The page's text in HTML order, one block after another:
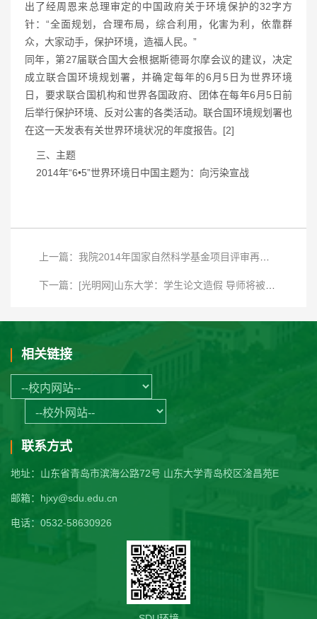
出了经周恩来总理审定的中国政府关于环境保护的32字方
针：“全面规划，合理布局，综合利用，化害为利，依靠群
众，大家动手，保护环境，造福人民。”
同年，第27届联合国大会根据斯德哥尔摩会议的建议，决定
成立联合国环境规划署，并确定每年的6月5日为世界环境
日，要求联合国机构和世界各国政府、团体在每年6月5日前
后举行保护环境、反对公害的各类活动。联合国环境规划署也
在这一天发表有关世界环境状况的年度报告。[2]
三、主题
2014年“6•5”世界环境日中国主题为：向污染宣战
相关链接
联系方式
地址：山东省青岛市滨海公路72号 山东大学青岛校区淦昌苑E
邮箱：hjxy@sdu.edu.cn
电话：0532-58630926